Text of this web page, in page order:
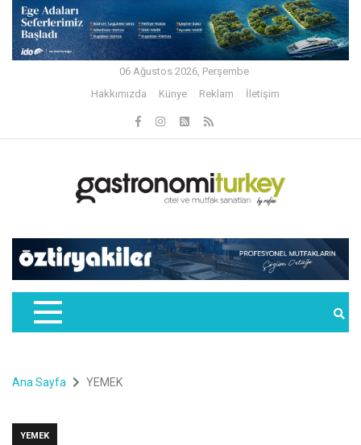
06 Ağustos 2026, Perşembe
Hakkımızda
Künye Reklam İletişim
Ana Sayfa YEMEK
YEMEK